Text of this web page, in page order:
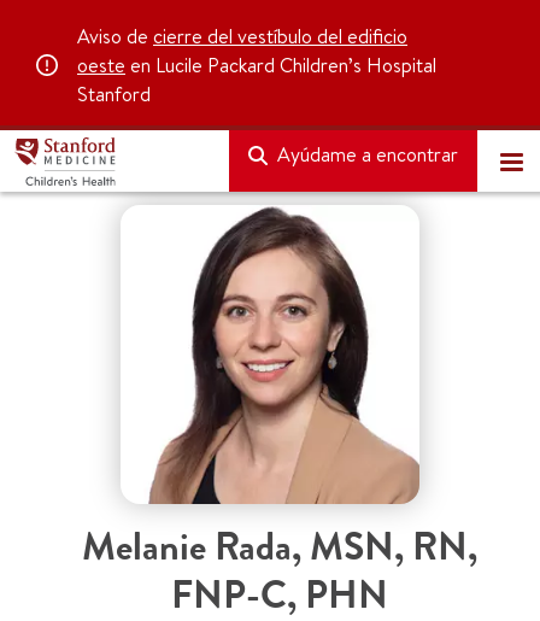
Aviso de cierre del vestíbulo del edificio
oeste en Lucile Packard Children’s Hospital
Stanford
Ayúdame a encontrar
Melanie Rada, MSN, RN,
FNP-C, PHN